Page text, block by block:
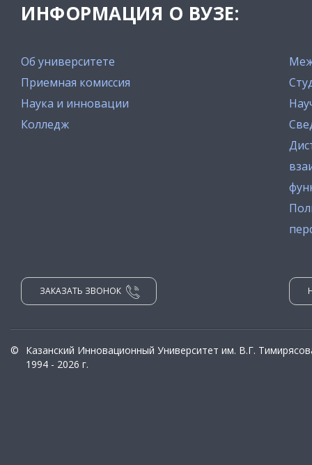
ИНФОРМАЦИЯ О ВУЗЕ:
Об университете
Приемная комиссия
Наука и инновации
Колледж
ЗАКАЗАТЬ ЗВОНОК
©
Казанский Инновационный Университет им. В.Г.
1994 - 2026 г.